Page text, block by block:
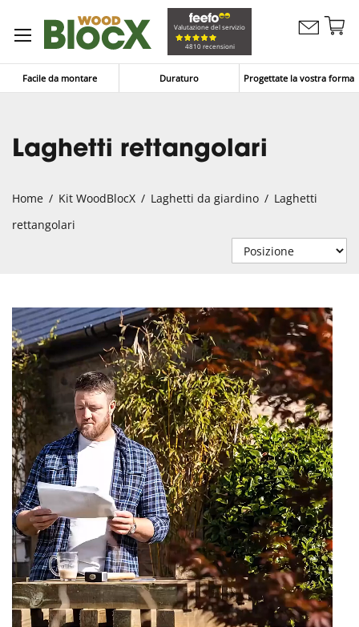
Valutazione del servizio
4810 recensioni
Contattaci
Facile da montare Duraturo Progettate la vostra forma
Laghetti rettangolari
Home Kit WoodBlocX Laghetti da giardino
Laghetti
rettangolari